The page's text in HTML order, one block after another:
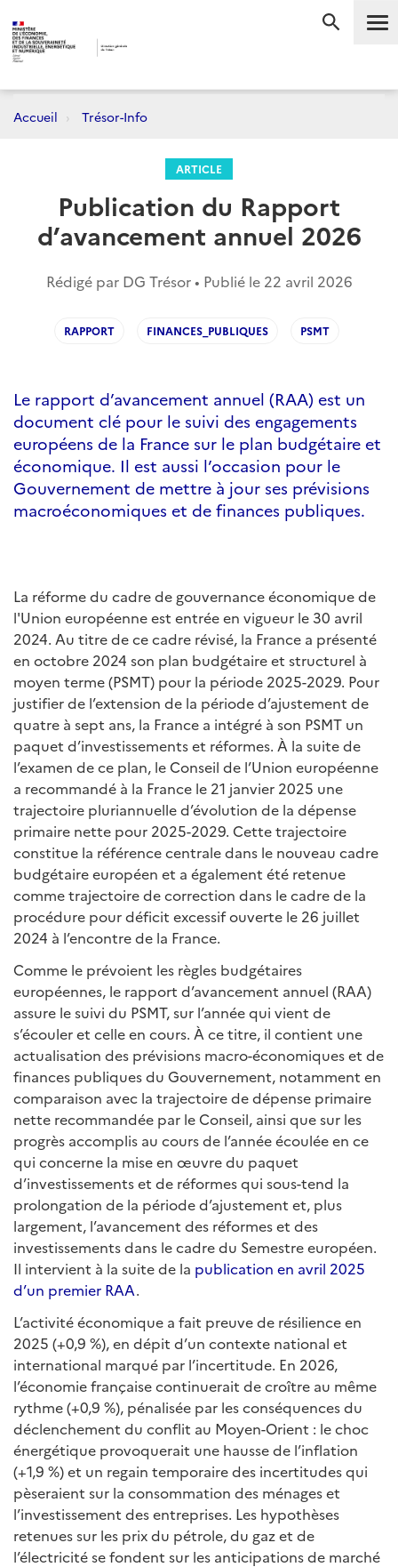
Accueil Trésor-Info
ARTICLE
Publication du Rapport
d’avancement annuel 2026
Rédigé par DG Trésor • Publié le 22 avril 2026
RAPPORT FINANCES_PUBLIQUES PSMT
Le rapport d’avancement annuel (RAA) est un
document clé pour le suivi des engagements
européens de la France sur le plan budgétaire et
économique. Il est aussi l’occasion pour le
Gouvernement de mettre à jour ses prévisions
macroéconomiques et de finances publiques.
La réforme du cadre de gouvernance économique de
l'Union européenne est entrée en vigueur le 30 avril
2024. Au titre de ce cadre révisé, la France a présenté
en octobre 2024 son plan budgétaire et structurel à
moyen terme (PSMT) pour la période 2025-2029. Pour
justifier de l’extension de la période d’ajustement de
quatre à sept ans, la France a intégré à son PSMT un
paquet d’investissements et réformes. À la suite de
l’examen de ce plan, le Conseil de l’Union européenne
a recommandé à la France le 21 janvier 2025 une
trajectoire pluriannuelle d’évolution de la dépense
primaire nette pour 2025-2029. Cette trajectoire
constitue la référence centrale dans le nouveau cadre
budgétaire européen et a également été retenue
comme trajectoire de correction dans le cadre de la
procédure pour déficit excessif ouverte le 26 juillet
2024 à l’encontre de la France.
Comme le prévoient les règles budgétaires
européennes, le rapport d’avancement annuel (RAA)
assure le suivi du PSMT, sur l’année qui vient de
s’écouler et celle en cours. À ce titre, il contient une
actualisation des prévisions macro-économiques et de
finances publiques du Gouvernement, notamment en
comparaison avec la trajectoire de dépense primaire
nette recommandée par le Conseil, ainsi que sur les
progrès accomplis au cours de l’année écoulée en ce
qui concerne la mise en œuvre du paquet
d’investissements et de réformes qui sous-tend la
prolongation de la période d’ajustement et, plus
largement, l’avancement des réformes et des
investissements dans le cadre du Semestre européen.
Il intervient à la suite de la publication en avril 2025
d’un premier RAA.
L’activité économique a fait preuve de résilience en
2025 (+0,9 %), en dépit d’un contexte national et
international marqué par l’incertitude. En 2026,
l’économie française continuerait de croître au même
rythme (+0,9 %), pénalisée par les conséquences du
déclenchement du conflit au Moyen-Orient : le choc
énergétique provoquerait une hausse de l’inflation
(+1,9 %) et un regain temporaire des incertitudes qui
pèseraient sur la consommation des ménages et
l’investissement des entreprises. Les hypothèses
retenues sur les prix du pétrole, du gaz et de
l’électricité se fondent sur les anticipations de marché